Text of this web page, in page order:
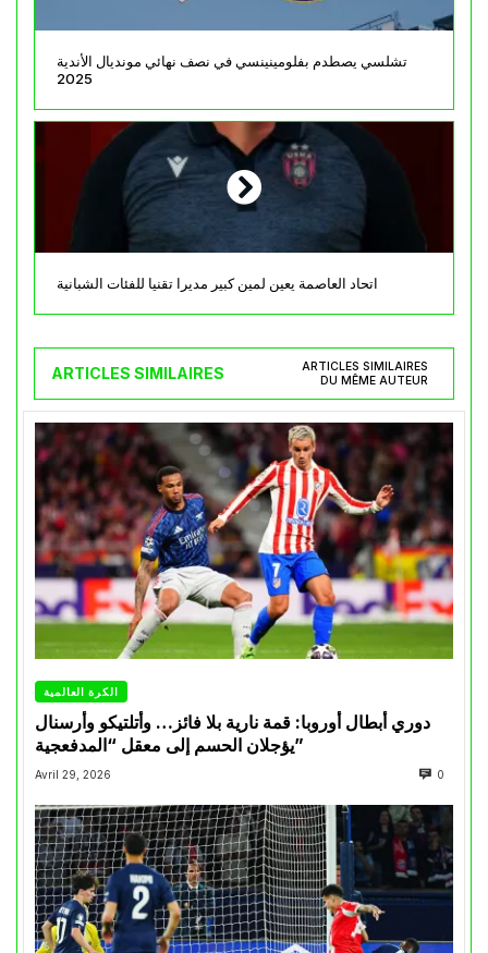
تشلسي يصطدم بفلومينينسي في نصف نهائي مونديال الأندية
2025
اتحاد العاصمة يعين لمين كبير مديرا تقنيا للفئات الشبانية
ARTICLES SIMILAIRES
ARTICLES SIMILAIRES
DU MÊME AUTEUR
الكرة العالمية
دوري أبطال أوروبا: قمة نارية بلا فائز… وأتلتيكو وأرسنال
يؤجلان الحسم إلى معقل “المدفعجية”
Avril 29, 2026 0